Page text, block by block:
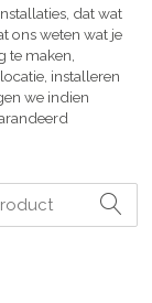
dat wat
ons weten wat je
te maken,
installeren
we indien